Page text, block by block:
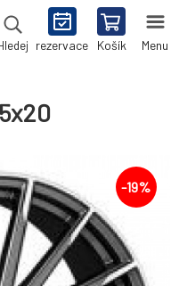
rezervace Košík Menu
-19%